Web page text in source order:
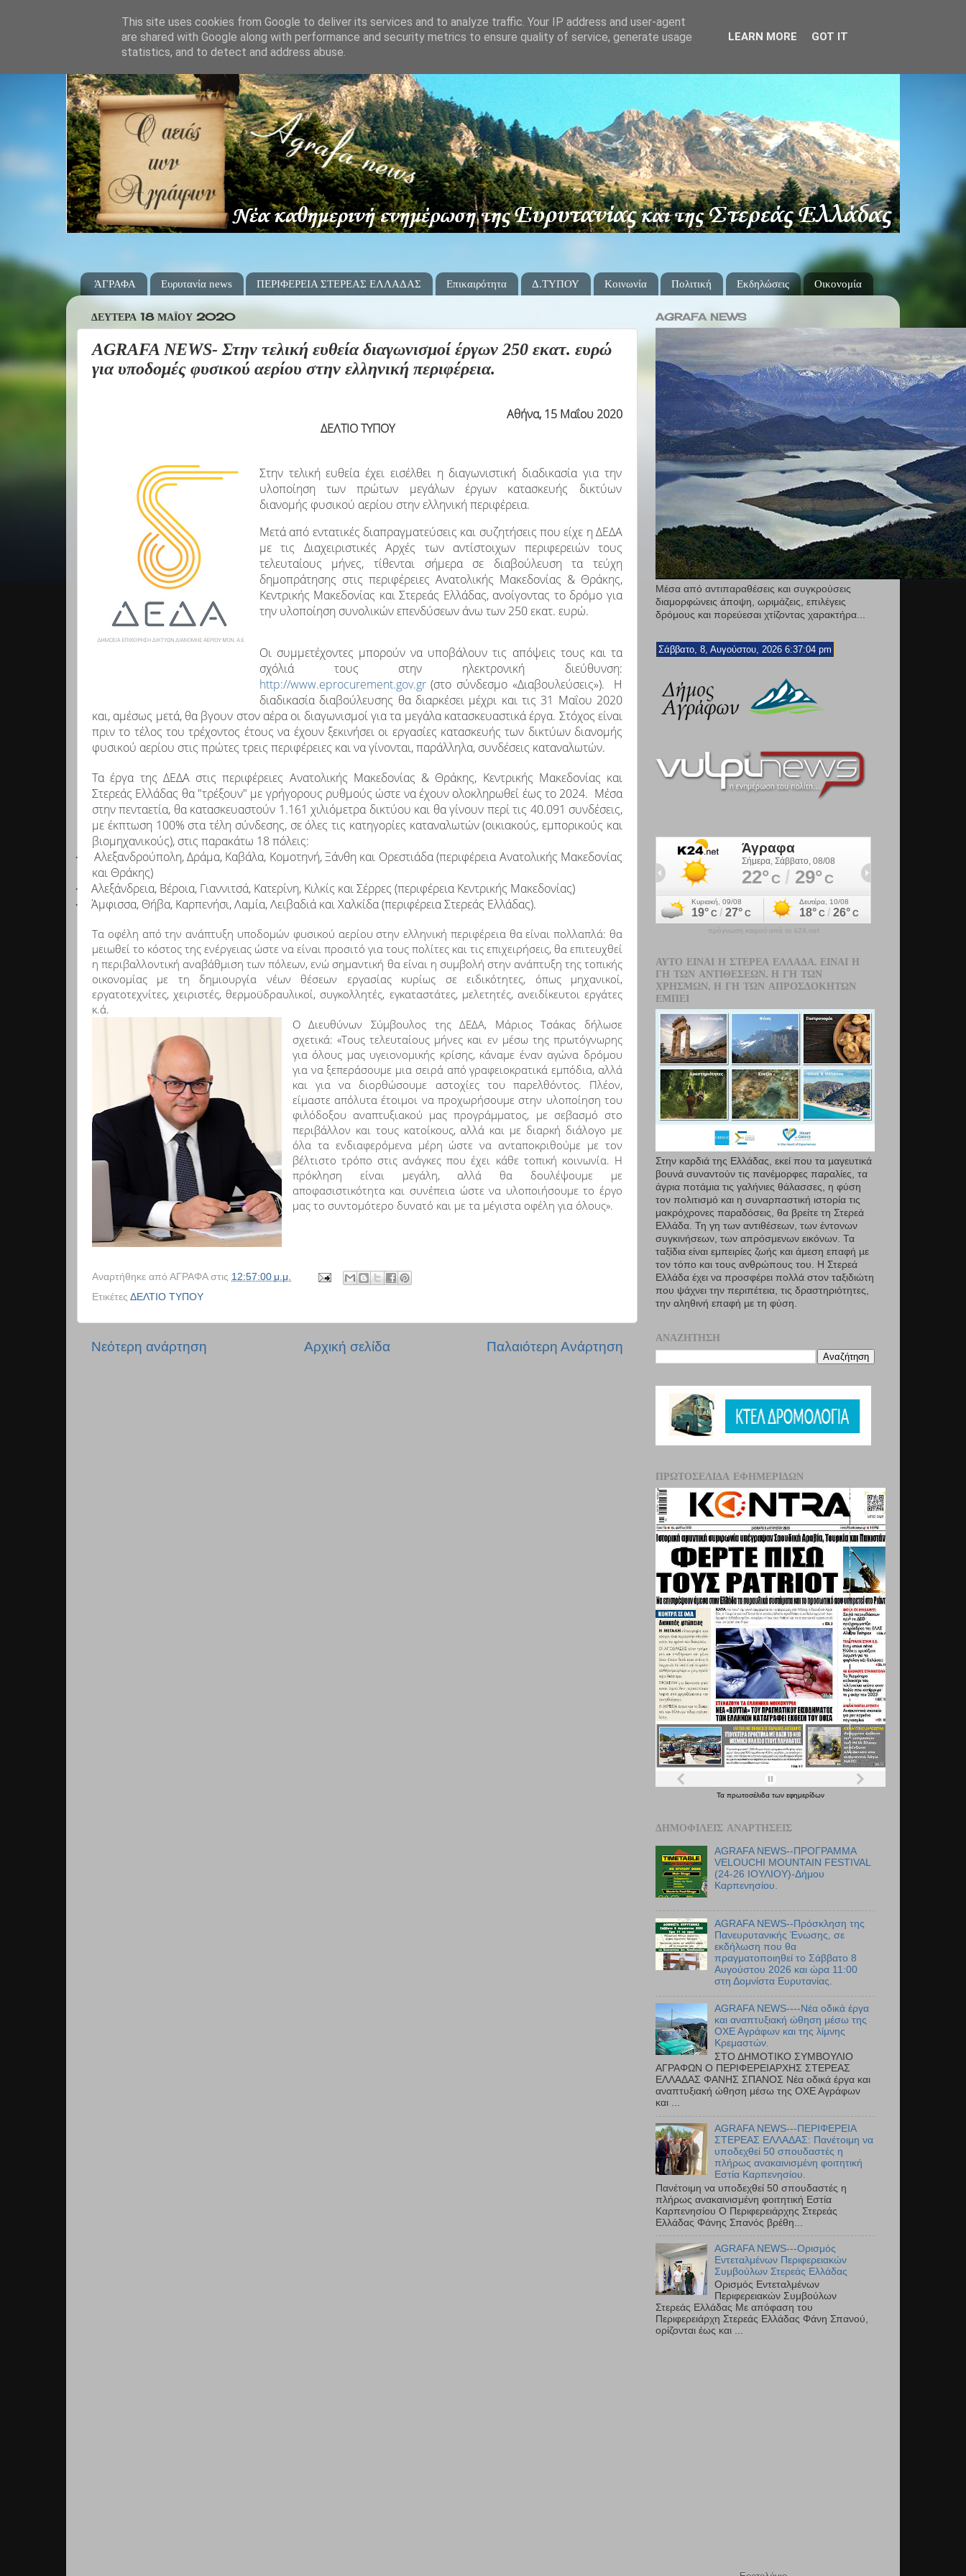
ΆΓΡΑΦΑ Ευρυτανία news ΠΕΡΙΦΕΡΕΙΑ ΣΤΕΡΕΑΣ ΕΛΛΑΔΑΣ Επικαιρότητα Δ.ΤΥΠΟΥ Κοινωνία Πολιτική Εκδηλώσεις Οικονομία
ΔΕΥΤΈΡΑ 18 ΜΑΪ́ΟΥ 2020
AGRAFA NEWS- Στην τελική ευθεία διαγωνισμοί έργων 250 εκατ. ευρώ
για υποδομές φυσικού αερίου στην ελληνική περιφέρεια.
Αθήνα, 15 Μαΐου 2020
ΔΕΛΤΙΟ ΤΥΠΟΥ
Στην τελική ευθεία έχει εισέλθει η διαγωνιστική διαδικασία για την
υλοποίηση των πρώτων μεγάλων έργων κατασκευής δικτύων
διανομής φυσικού αερίου στην ελληνική περιφέρεια.
Μετάαπό εντατικές διαπραγματεύσεις και συζητήσεις που είχε η ΔΕΔΑ
μετις Διαχειριστικές Αρχές των αντίστοιχων περιφερειών τους
τελευταίους μήνες, τίθενται σήμερα σε διαβούλευση τα τεύχη
δημοπράτησης στις περιφέρειες Ανατολικής Μακεδονίας & Θράκης,
Κεντρικής Μακεδονίας και Στερεάς Ελλάδας, ανοίγοντας το δρόμο για
την υλοποίηση συνολικών επενδύσεων άνω των 250 εκατ. ευρώ.
Οι συμμετέχοντες μπορούν να υποβάλουν τις απόψεις τους και τα
σχόλιά τους στην ηλεκτρονική διεύθυνση:
http://www.eprocurement.gov.gr(στο σύνδεσμο «Διαβουλεύσεις»).
Η
διαδικασία διαβούλευσης θα διαρκέσει μέχρι και τις 31 Μαΐου 2020
και, αμέσως μετά, θα βγουν στον αέρα οι διαγωνισμοί για τα μεγάλα κατασκευαστικά έργα. Στόχος είναι
πριν το τέλος του τρέχοντος έτους να έχουν ξεκινήσει οι εργασίες κατασκευής των δικτύων διανομής
φυσικού αερίου στις πρώτες τρεις περιφέρειες και να γίνονται, παράλληλα, συνδέσεις καταναλωτών.
Τα έργα της ΔΕΔΑ στις περιφέρειες Ανατολικής Μακεδονίας & Θράκης, Κεντρικής Μακεδονίας και
Στερεάς Ελλάδας θα "τρέξουν" με γρήγορους ρυθμούς ώστε να έχουν ολοκληρωθεί έως το 2024. Μέσα
στην πενταετία, θα κατασκευαστούν 1.161 χιλιόμετρα δικτύου και θα γίνουν περί τις 40.091 συνδέσεις,
με έκπτωση 100% στα τέλη σύνδεσης, σε όλες τις κατηγορίες καταναλωτών (οικιακούς, εμπορικούς και
βιομηχανικούς), στις παρακάτω 18 πόλεις:
·
Αλεξανδρούπολη, Δράμα, Καβάλα, Κομοτηνή, Ξάνθη και Ορεστιάδα (περιφέρεια Ανατολικής Μακεδονίας
και Θράκης)
· Αλεξάνδρεια, Βέροια, Γιαννιτσά, Κατερίνη, Κιλκίς και Σέρρες (περιφέρεια Κεντρικής Μακεδονίας)
· Άμφισσα, Θήβα, Καρπενήσι, Λαμία, Λειβαδιά και Χαλκίδα (περιφέρεια Στερεάς Ελλάδας).
Τα οφέλη από την ανάπτυξη υποδομών φυσικού αερίου στην ελληνική περιφέρεια θα είναι πολλαπλά: θα
μειωθεί το κόστος της ενέργειας ώστε να είναι προσιτό για τους πολίτες και τις επιχειρήσεις, θα επιτευχθεί
η περιβαλλοντική αναβάθμιση των πόλεων, ενώ σημαντική θα είναι η συμβολή στην ανάπτυξη της τοπικής
οικονομίας με τη δημιουργία νέων θέσεων εργασίας κυρίως σε ειδικότητες, όπως μηχανικοί,
εργατοτεχνίτες, χειριστές, θερμοϋδραυλικοί, συγκολλητές, εγκαταστάτες, μελετητές, ανειδίκευτοι εργάτες
κ.ά.
Ο Διευθύνων Σύμβουλος της ΔΕΔΑ, Μάριος Τσάκας δήλωσε
σχετικά: «Τους τελευταίους μήνες και εν μέσω της πρωτόγνωρης
για όλους μας υγειονομικής κρίσης, κάναμε έναν αγώνα δρόμου
για να ξεπεράσουμε μια σειρά από γραφειοκρατικά εμπόδια, αλλά
και για να διορθώσουμε αστοχίες του παρελθόντος. Πλέον,
είμαστε απόλυτα έτοιμοι να προχωρήσουμε στην υλοποίηση του
φιλόδοξου αναπτυξιακού μας προγράμματος, με σεβασμό στο
περιβάλλον και τους κατοίκους, αλλά και με διαρκή διάλογο με
όλα τα ενδιαφερόμενα μέρη ώστε να ανταποκριθούμε με τον
βέλτιστο τρόπο στις ανάγκες που έχει κάθε τοπική κοινωνία. Η
πρόκληση είναι μεγάλη, αλλά θα δουλέψουμε με
αποφασιστικότητα και συνέπεια ώστε να υλοποιήσουμε το έργο
μας το συντομότερο δυνατό και με τα μέγιστα οφέλη για όλους».
Αναρτήθηκε από ΑΓΡΑΦΑ στις 12:57:00 μ.μ.
Ετικέτες ΔΕΛΤΙΟ ΤΥΠΟΥ
Νεότερη ανάρτηση Παλαιότερη Ανάρτηση
Αρχική σελίδα
AGRAFA NEWS
Μέσα από αντιπαραθέσεις και συγκρούσεις
διαμορφώνεις άποψη, ωριμάζεις, επιλέγεις
δρόμους και πορεύεσαι χτίζοντας χαρακτήρα...
Σάββατο, 8, Αυγούστου, 2026 6:37:06 pm
πρόγνωση καιρού από το k24.net
ΑΥΤΌ ΕΊΝΑΙ Η ΣΤΕΡΕΆ ΕΛΛΆΔΑ. ΕΊΝΑΙ Η
ΓΗ ΤΩΝ ΑΝΤΙΘΈΣΕΩΝ. Η ΓΗ ΤΩΝ
ΧΡΗΣΜΏΝ. Η ΓΗ ΤΩΝ ΑΠΡΟΣΔΌΚΗΤΩΝ
ΕΜΠΕΙ
Στην καρδιά της Ελλάδας, εκεί που τα µαγευτικά
βουνά συναντούν τις πανέμορφες παραλίες, τα
άγρια ποτάμια τις γαλήνιες θάλασσες, η φύση
τον πολιτισμό και η συναρπαστική ιστορία τις
μακρόχρονες παραδόσεις, θα βρείτε τη Στερεά
Ελλάδα. Τη γη των αντιθέσεων, των έντονων
συγκινήσεων, των απρόσμενων εικόνων. Τα
ταξίδια είναι εμπειρίες ζωής και άμεση επαφή µε
τον τόπο και τους ανθρώπους του. Η Στερεά
Ελλάδα έχει να προσφέρει πολλά στον ταξιδιώτη
που ψάχνει την περιπέτεια, τις δραστηριότητες,
την αληθινή επαφή µε τη φύση.
ΑΝΑΖΉΤΗΣΗ
ΠΡΩΤΟΣΈΛΙΔΑ ΕΦΗΜΕΡΊΔΩΝ
Τα πρωτοσέλιδα των εφημερίδων
ΔΗΜΟΦΙΛΕΊΣ ΑΝΑΡΤΉΣΕΙΣ
AGRAFA NEWS--ΠΡΟΓΡΑΜΜΑ
VELOUCHI MOUNTAIN FESTIVAL
(24-26 ΙΟΥΛΙΟΥ)-Δήμου
Καρπενησίου.
AGRAFA NEWS--Πρόσκληση της
Πανευρυτανικής Ένωσης, σε
εκδήλωση που θα
πραγματοποιηθεί το Σάββατο 8
Αυγούστου 2026 και ώρα 11:00
στη Δομνίστα Ευρυτανίας.
AGRAFA NEWS----Νέα οδικά έργα
και αναπτυξιακή ώθηση μέσω της
ΟΧΕ Αγράφων και της λίμνης
Κρεμαστών.
ΣΤΟ ΔΗΜΟΤΙΚΟ ΣΥΜΒΟΥΛΙΟ
ΑΓΡΑΦΩΝ Ο ΠΕΡΙΦΕΡΕΙΑΡΧΗΣ ΣΤΕΡΕΑΣ
ΕΛΛΑΔΑΣ ΦΑΝΗΣ ΣΠΑΝΟΣ Νέα οδικά έργα και
αναπτυξιακή ώθηση μέσω της ΟΧΕ Αγράφων
και ...
AGRAFA NEWS---ΠΕΡΙΦΕΡΕΙΑ
ΣΤΕΡΕΑΣ ΕΛΛΑΔΑΣ: Πανέτοιμη να
υποδεχθεί 50 σπουδαστές η
πλήρως ανακαινισμένη φοιτητική
Εστία Καρπενησίου.
Πανέτοιμη να υποδεχθεί 50 σπουδαστές η
πλήρως ανακαινισμένη φοιτητική Εστία
Καρπενησίου Ο Περιφερειάρχης Στερεάς
Ελλάδας Φάνης Σπανός βρέθη...
AGRAFA NEWS---Ορισμός
Εντεταλμένων Περιφερειακών
Συμβούλων Στερεάς Ελλάδας
Ορισμός Εντεταλμένων
Περιφερειακών Συμβούλων
Στερεάς Ελλάδας Με απόφαση του
Περιφερειάρχη Στερεάς Ελλάδας Φάνη Σπανού,
ορίζονται έως και ...
This site uses cookies from Google to deliver its services and to analyze traffic. Your IP address and user-agent
are shared with Google along with performance and security metrics to ensure quality of service, generate usage
statistics, and to detect and address abuse.
LEARN MORE GOT IT